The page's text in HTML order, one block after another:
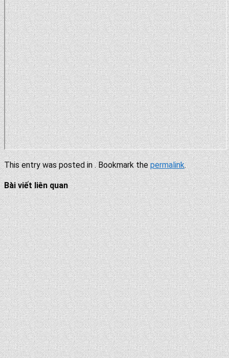
This entry was posted in . Bookmark thepermalink.
Bài viết liên quan